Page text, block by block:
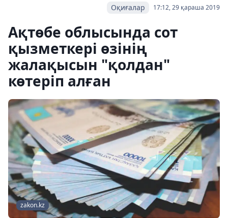
17:12, 29 қараша 2019
Оқиғалар
Ақтөбе облысында сот
қызметкері өзінің
жалақысын "қолдан"
көтеріп алған
zakon.kz